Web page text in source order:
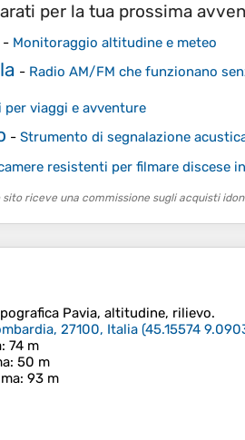
per la tua prossima
- Monitoraggio altitudine e meteo
- Radio AM/FM che funzionano
per viaggi e avventure
- Strumento di segnalazione
resistenti per filmare discese
riceve una commissione sugli acquisti
Pavia, altitudine, rilievo.
27100, Italia (45.15574
: 74 m
: 50 m
: 93 m